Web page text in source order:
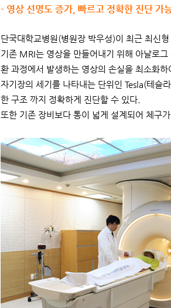
- 영상 선명도 증가, 빠르고 정확한 진단 가
단국대학교병원(병원장 박우성)이 최근 최신
기존 MRI는 영상을 만들어내기 위해 아날로
환 과정에서 발생하는 영상의 손실을 최소화하
자기장의 세기를 나타내는 단위인 Tesla(테슬
한 구조 까지 정확하게 진단할 수 있다.
또한 기존 장비보다 통이 넓게 설계되어 체구